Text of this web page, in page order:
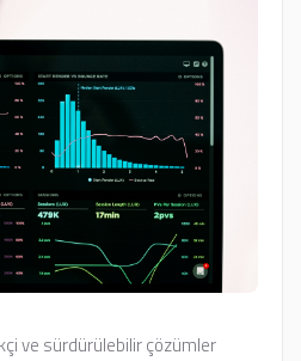
ve sürdürülebilir çözümler